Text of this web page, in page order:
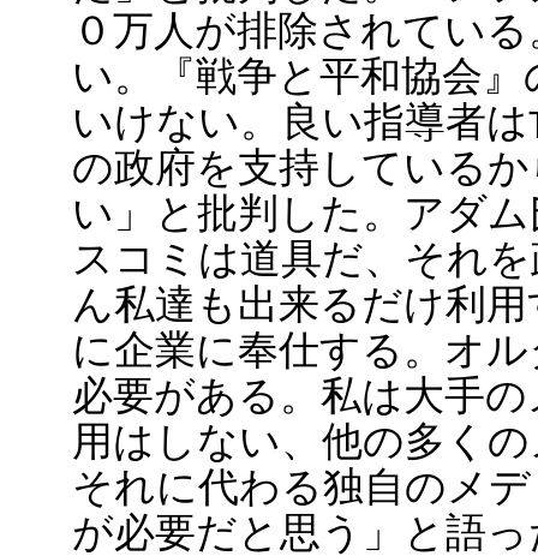
０万人が排除されてい
い。『戦争と平和協会
いけない。良い指導者
の政府を支持している
い」と批判した。アダ
スコミは道具だ、それ
ん私達も出来るだけ利
に企業に奉仕する。オ
必要がある。私は大手
用はしない、他の多く
それに代わる独自のメ
が必要だと思う」と語っ